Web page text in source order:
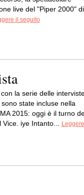
live del "Piper 2000" di
il seguito
la serie delle
state incluse nella
2015: oggi è il turno
Vice. iye Intanto...
Leggere